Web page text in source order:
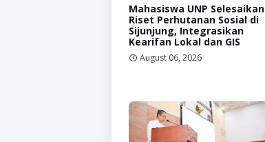
Mahasiswa UNP Selesaikan
Riset Perhutanan Sosial di
Sijunjung, Integrasikan
Kearifan Lokal dan GIS
August 06, 2026